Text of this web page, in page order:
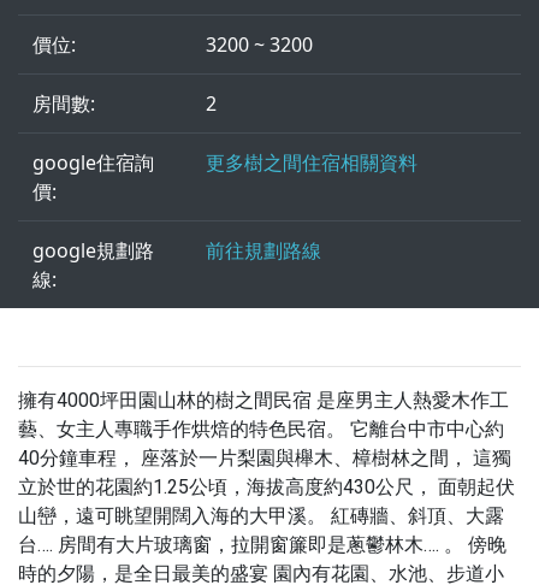
價位: 3200 ~ 3200
房間數: 2
google住宿詢
價:
更多樹之間住宿相關資料
google規劃路
線:
前往規劃路線
擁有4000坪田園山林的樹之間民宿 是座男主人熱愛木作工
藝、女主人專職手作烘焙的特色民宿。 它離台中市中心約
40分鐘車程， 座落於一片梨園與櫸木、樟樹林之間， 這獨
立於世的花園約1.25公頃，海拔高度約430公尺， 面朝起伏
山巒，遠可眺望開闊入海的大甲溪。 紅磚牆、斜頂、大露
台…. 房間有大片玻璃窗，拉開窗簾即是蔥鬱林木…. 。 傍晚
時的夕陽，是全日最美的盛宴 園內有花園、水池、步道小